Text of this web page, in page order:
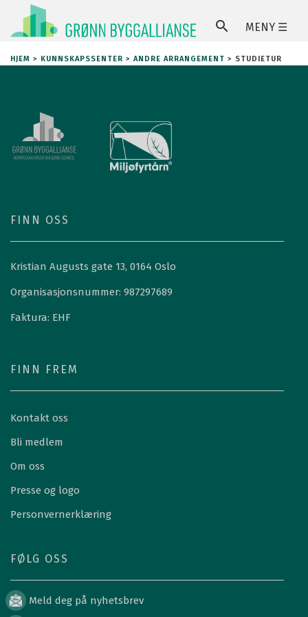
MENY ☰
HJEM > KUNNSKAPSSENTER > ANDRE ARRANGEMENT > STUDIETUR
FINN OSS
Kristian Augusts gate 13, 0164 Oslo
Organisasjonsnummer: 987297689
Faktura: EHF
FINN FREM
Kontakt oss
Bli medlem
Om oss
Presse og logo
Personvernerklæring
FØLG OSS
Meld deg på nyhetsbrev